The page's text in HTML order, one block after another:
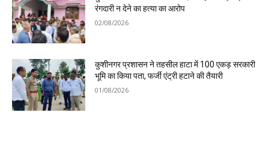
रंगदारी न देने का हत्या का आरोप
02/08/2026
कुशीनगर प्रशासन ने तहसील हाटा में 100 एकड़ सरकारी
भूमि का किया पता, फर्जी एंट्री हटाने की तैयारी
01/08/2026